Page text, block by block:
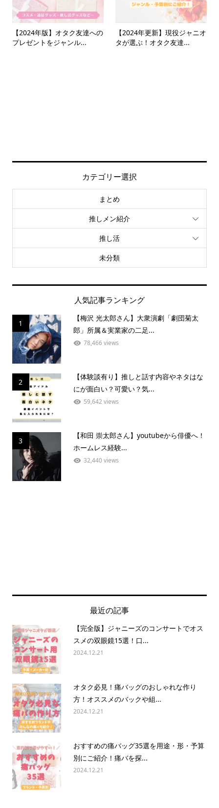
【2024年版】オタク友達への
プレゼントをジャンル...
【2024年更新】現役ジャニオ
タが選ぶ！オタク友達...
カテゴリー選択
まとめ
推しメン紹介
推し活
未分類
人気記事ランキング
1
【梅沢 光太郎さん】大衆演劇「劇団菊太
郎」所属＆実業家の二足...
78,466 views
2
【体験談有り】推しと話す内容やネタはな
にが面白い？可愛い？気...
59,642 views
3
【和田 崇太郎さん】youtubeから俳優へ！
ホームレス経験...
32,440 views
最近の記事
【完全版】ジャニーズのコンサートでオス
スメの双眼鏡15選！口...
2024.12.21
オタク必見！痛バッグのおしゃれな作り
方！オススメのバックや組...
2024.12.21
おすすめの痛バッグ35選を用途・形・予算
別にご紹介！痛バを探...
2024.12.21